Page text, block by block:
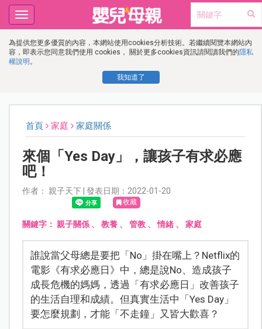
為提供您更多優質的內容，本網站使用cookies分析技術。若繼續閱覽本網站內
容，即表示您同意我們使用 cookies， 關於更多cookies資訊請閱讀我們的隱私
權說明 。
我知道了
Toggle
navigation
首頁 家庭 家庭關係
來個「Yes Day」，讓孩子有求必應
吧！
作者： 親子天下 | 發表日期：2022-01-20
收藏
關鍵字： 親子關係、 教養、 管教、情緒、 家庭
誰說當父母總是要把「No」掛在嘴上？Netflix的
電影《有求必應日》中，總是說No、造成孩子
成長危機的媽媽，透過「有求必應日」改善孩子
的生活自理和成績。但真實生活中「Yes Day」
要怎麼規劃，才能「不走鐘」又皆大歡喜？